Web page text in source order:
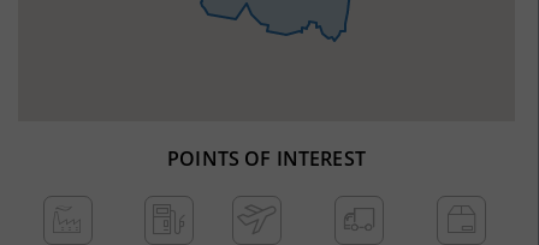
POINTS OF INTEREST